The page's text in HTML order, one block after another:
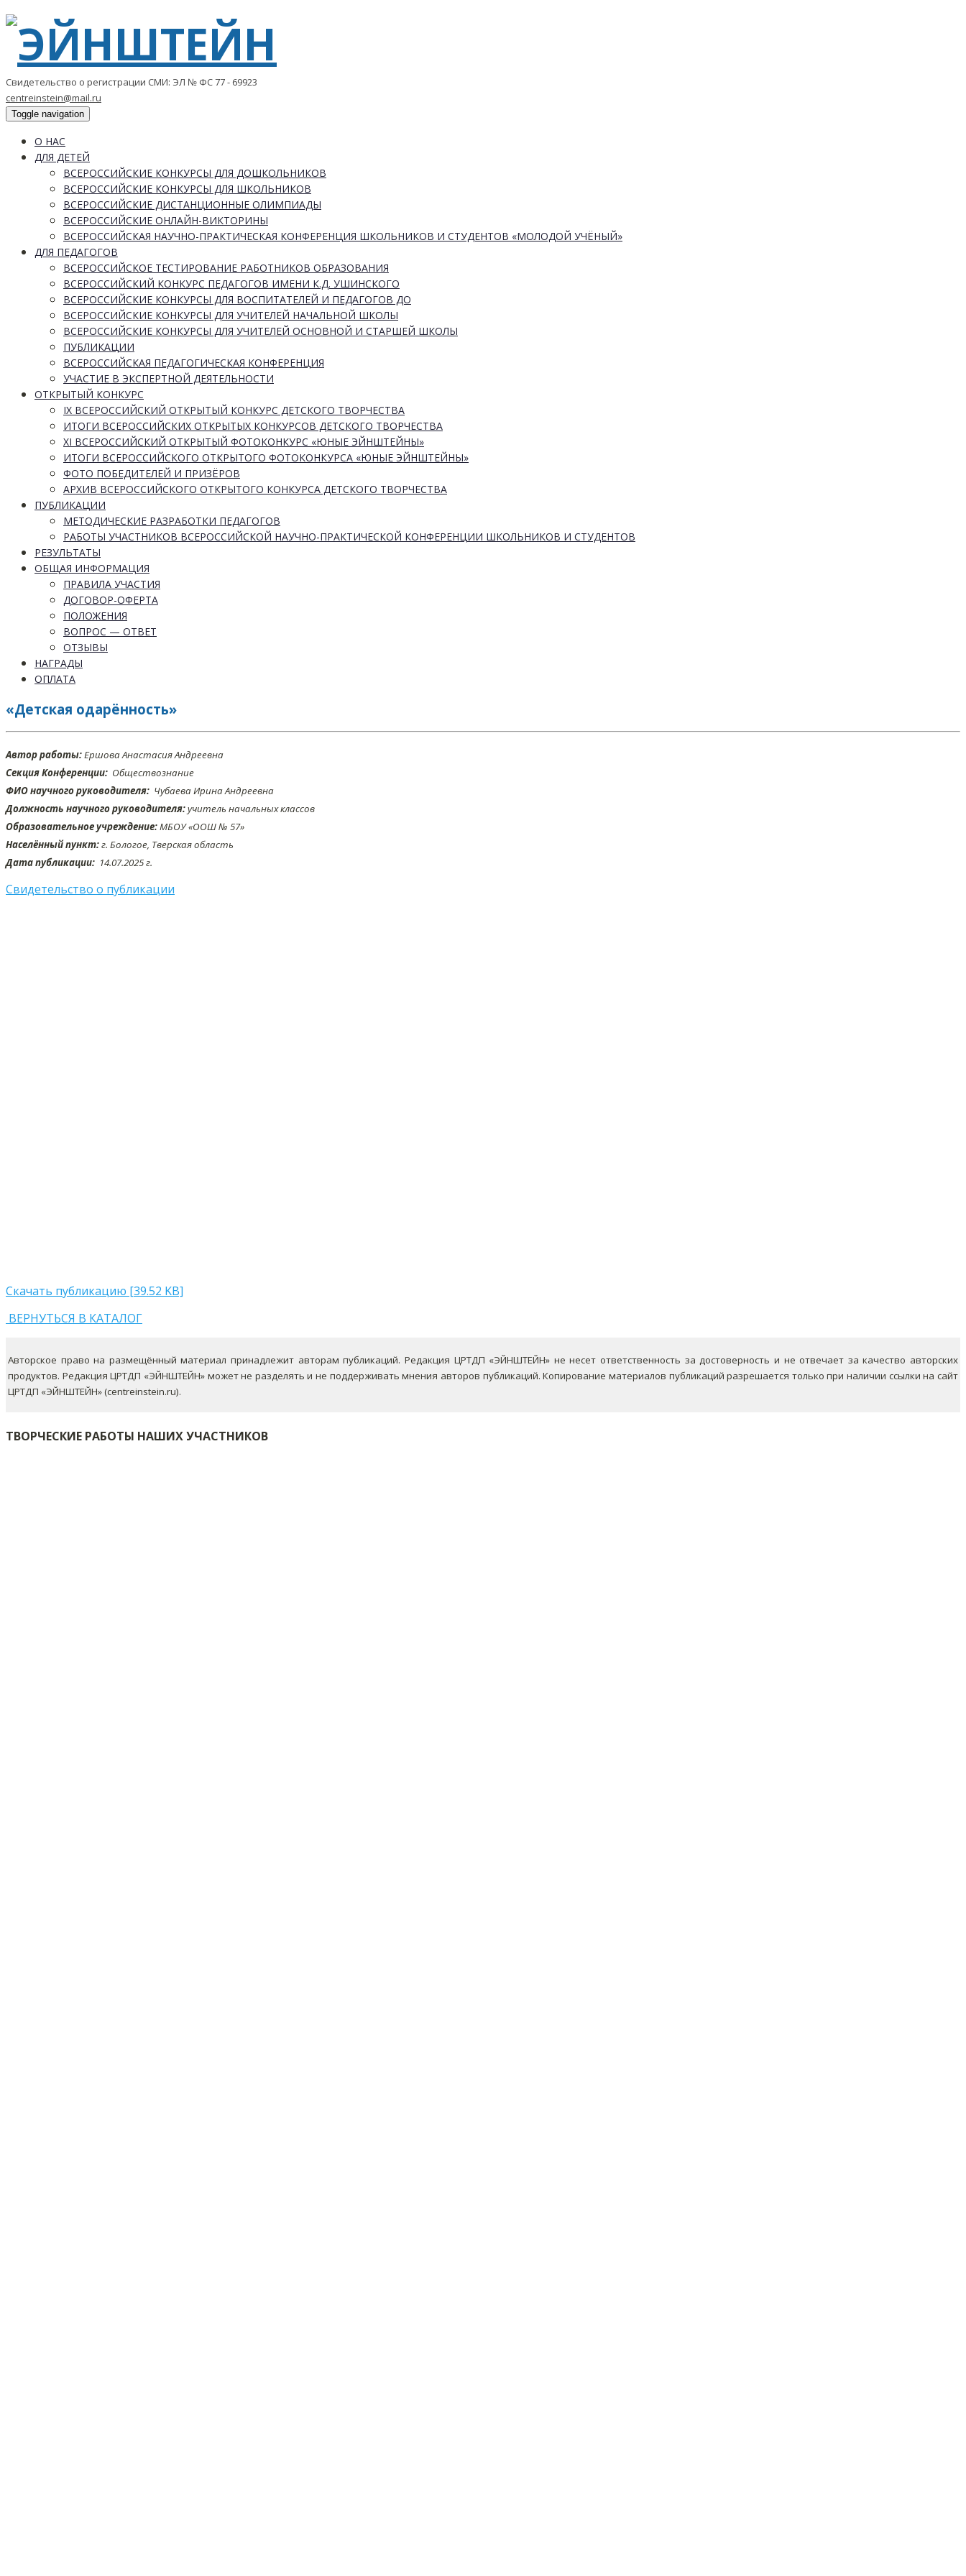
Свидетельство о регистрации СМИ: ЭЛ № ФС 77 - 69923
centreinstein@mail.ru
Toggle navigation
О НАС
ДЛЯ ДЕТЕЙ
ВСЕРОССИЙСКИЕ КОНКУРСЫ ДЛЯ ДОШКОЛЬНИКОВ
ВСЕРОССИЙСКИЕ КОНКУРСЫ ДЛЯ ШКОЛЬНИКОВ
ВСЕРОССИЙСКИЕ ДИСТАНЦИОННЫЕ ОЛИМПИАДЫ
ВСЕРОССИЙСКИЕ ОНЛАЙН-ВИКТОРИНЫ
ВСЕРОССИЙСКАЯ НАУЧНО-ПРАКТИЧЕСКАЯ КОНФЕРЕНЦИЯ ШКОЛЬНИКОВ И СТУДЕНТОВ «МОЛОДОЙ УЧЁНЫЙ»
ДЛЯ ПЕДАГОГОВ
ВСЕРОССИЙСКОЕ ТЕСТИРОВАНИЕ РАБОТНИКОВ ОБРАЗОВАНИЯ
ВСЕРОССИЙСКИЙ КОНКУРС ПЕДАГОГОВ ИМЕНИ К.Д. УШИНСКОГО
ВСЕРОССИЙСКИЕ КОНКУРСЫ ДЛЯ ВОСПИТАТЕЛЕЙ И ПЕДАГОГОВ ДО
ВСЕРОССИЙСКИЕ КОНКУРСЫ ДЛЯ УЧИТЕЛЕЙ НАЧАЛЬНОЙ ШКОЛЫ
ВСЕРОССИЙСКИЕ КОНКУРСЫ ДЛЯ УЧИТЕЛЕЙ ОСНОВНОЙ И СТАРШЕЙ ШКОЛЫ
ПУБЛИКАЦИИ
ВСЕРОССИЙСКАЯ ПЕДАГОГИЧЕСКАЯ КОНФЕРЕНЦИЯ
УЧАСТИЕ В ЭКСПЕРТНОЙ ДЕЯТЕЛЬНОСТИ
ОТКРЫТЫЙ КОНКУРС
IX ВСЕРОССИЙСКИЙ ОТКРЫТЫЙ КОНКУРС ДЕТСКОГО ТВОРЧЕСТВА
ИТОГИ ВСЕРОССИЙСКИХ ОТКРЫТЫХ КОНКУРСОВ ДЕТСКОГО ТВОРЧЕСТВА
XI ВСЕРОССИЙСКИЙ ОТКРЫТЫЙ ФОТОКОНКУРС «ЮНЫЕ ЭЙНШТЕЙНЫ»
ИТОГИ ВСЕРОССИЙСКОГО ОТКРЫТОГО ФОТОКОНКУРСА «ЮНЫЕ ЭЙНШТЕЙНЫ»
ФОТО ПОБЕДИТЕЛЕЙ И ПРИЗЁРОВ
АРХИВ ВСЕРОССИЙСКОГО ОТКРЫТОГО КОНКУРСА ДЕТСКОГО ТВОРЧЕСТВА
ПУБЛИКАЦИИ
МЕТОДИЧЕСКИЕ РАЗРАБОТКИ ПЕДАГОГОВ
РАБОТЫ УЧАСТНИКОВ ВСЕРОССИЙСКОЙ НАУЧНО-ПРАКТИЧЕСКОЙ КОНФЕРЕНЦИИ ШКОЛЬНИКОВ И СТУДЕНТОВ
РЕЗУЛЬТАТЫ
ОБЩАЯ ИНФОРМАЦИЯ
ПРАВИЛА УЧАСТИЯ
ДОГОВОР-ОФЕРТА
ПОЛОЖЕНИЯ
ВОПРОС — ОТВЕТ
ОТЗЫВЫ
НАГРАДЫ
ОПЛАТА
«Детская одарённость»
Автор работы:Ершова Анастасия Андреевна
Секция Конференции: Обществознание
ФИО научного руководителя: Чубаева Ирина Андреевна
Должность научного руководителя:учитель начальных классов
Образовательное учреждение:МБОУ «ООШ № 57»
Населённый пункт:г. Бологое, Тверская область
Дата публикации: 14.07.2025 г.
Свидетельство о публикации
Скачать публикацию [39.52 KB]
ВЕРНУТЬСЯ В КАТАЛОГ
Авторское право на размещённый материал принадлежит авторам публикаций. Редакция ЦРТДП «ЭЙНШТЕЙН» не несет ответственность за достоверность и не отвечает за качество авторских
продуктов. Редакция ЦРТДП «ЭЙНШТЕЙН» может не разделять и не поддерживать мнения авторов публикаций.Копирование материалов публикаций разрешается только при наличии ссылки на сайт
ЦРТДП «ЭЙНШТЕЙН» (centreinstein.ru).
ТВОРЧЕСКИЕ РАБОТЫ НАШИХ УЧАСТНИКОВ